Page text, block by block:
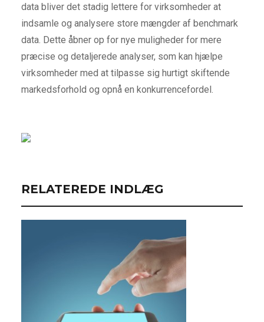
data bliver det stadig lettere for virksomheder at
indsamle og analysere store mængder af benchmark
data. Dette åbner op for nye muligheder for mere
præcise og detaljerede analyser, som kan hjælpe
virksomheder med at tilpasse sig hurtigt skiftende
markedsforhold og opnå en konkurrencefordel.
RELATEREDE INDLÆG